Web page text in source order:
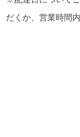
だくか、営業時間